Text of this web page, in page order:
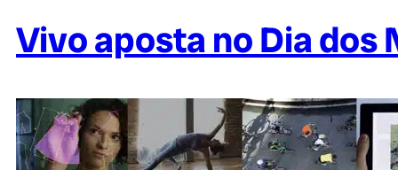
Vivo aposta no Dia dos